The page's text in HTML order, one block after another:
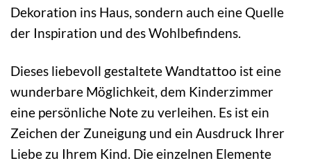
Dekoration ins Haus, sondern auch eine Quelle
der Inspiration und des Wohlbefindens.
Dieses liebevoll gestaltete Wandtattoo ist eine
wunderbare Möglichkeit, dem Kinderzimmer
eine persönliche Note zu verleihen. Es ist ein
Zeichen der Zuneigung und ein Ausdruck Ihrer
Liebe zu Ihrem Kind. Die einzelnen Elemente